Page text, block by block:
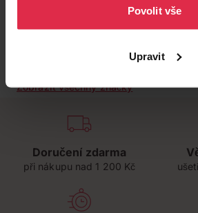
Povolit vše
Upravit
Zobrazit všechny značky
Doručení zdarma
při nákupu nad 1 200 Kč